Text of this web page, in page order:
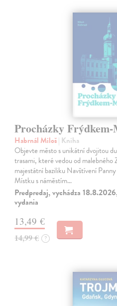
Procházky
Habrnál Miloš| Kniha
Objevte město s unikátní dvojitou
trasami, které vedou od malebného
majestátní baziliku Navštívení
Místku s náměstím…
Predpredaj, vychádza
vydania
13,49 €
14,99 € ?